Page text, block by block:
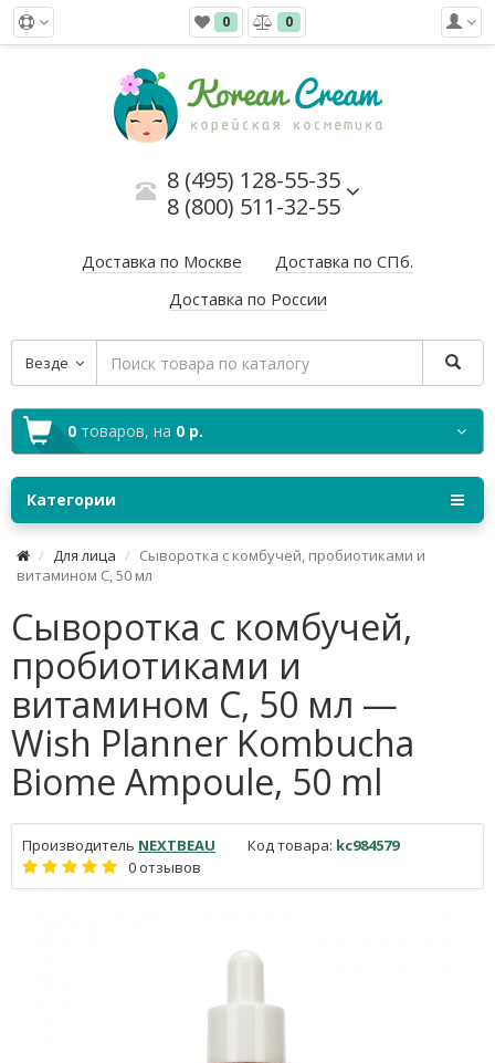
0 0
8 (495) 128-55-35
8 (800) 511-32-55
Доставка по Москве
Доставка по СПб.
Доставка по России
Везде
0 товаров, на 0 р.
Категории
Для лица
Сыворотка с комбучей, пробиотиками и
витамином С, 50 мл
Сыворотка с комбучей,
пробиотиками и
витамином С, 50 мл —
Wish Planner Kombucha
Biome Ampoule, 50 ml
Производитель NEXTBEAU Код товара: kc984579
0 отзывов